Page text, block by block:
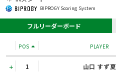
BIPROGY Scoring System
フルリーダーボード
POS PLAYER
1 山口 すず夏